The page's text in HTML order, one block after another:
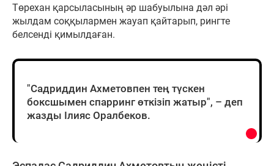
Төрехан қарсыласының әр шабуылына дәл әрі
жылдам соққылармен жауап қайтарып, рингте
белсенді қимылдаған.
"Садриддин Ахметовпен тең түскен
боксшымен спарринг өткізіп жатыр", – деп
жазды Ілияс Оралбеков.